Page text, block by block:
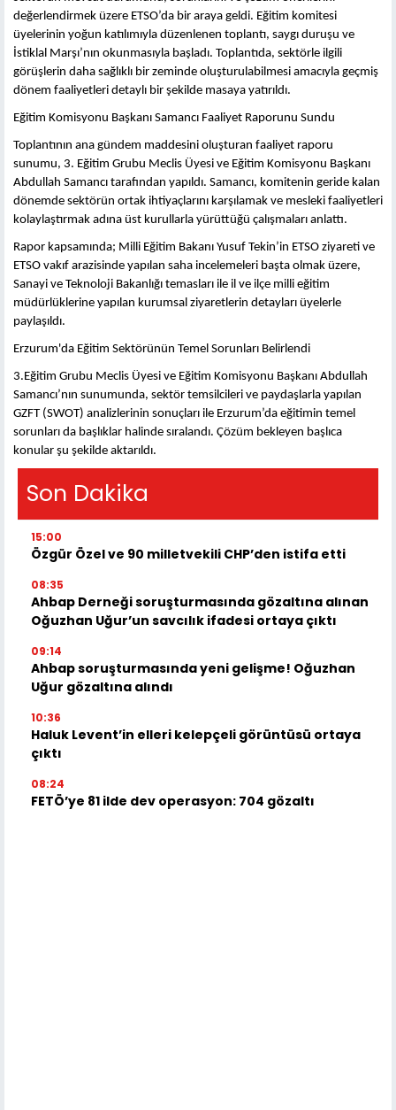
değerlendirmek üzere ETSO’da bir araya geldi. Eğitim komitesi
üyelerinin yoğun katılımıyla düzenlenen toplantı, saygı duruşu ve
İstiklal Marşı’nın okunmasıyla başladı. Toplantıda, sektörle ilgili
görüşlerin daha sağlıklı bir zeminde oluşturulabilmesi amacıyla geçmiş
dönem faaliyetleri detaylı bir şekilde masaya yatırıldı.
Eğitim Komisyonu Başkanı Samancı Faaliyet Raporunu Sundu
Toplantının ana gündem maddesini oluşturan faaliyet raporu
sunumu, 3. Eğitim Grubu Meclis Üyesi ve Eğitim Komisyonu Başkanı
Abdullah Samancı tarafından yapıldı. Samancı, komitenin geride kalan
dönemde sektörün ortak ihtiyaçlarını karşılamak ve mesleki faaliyetleri
kolaylaştırmak adına üst kurullarla yürüttüğü çalışmaları anlattı.
Rapor kapsamında; Milli Eğitim Bakanı Yusuf Tekin’in ETSO ziyareti ve
ETSO vakıf arazisinde yapılan saha incelemeleri başta olmak üzere,
Sanayi ve Teknoloji Bakanlığı temasları ile il ve ilçe milli eğitim
müdürlüklerine yapılan kurumsal ziyaretlerin detayları üyelerle
paylaşıldı.
Erzurum'da Eğitim Sektörünün Temel Sorunları Belirlendi
3.Eğitim Grubu Meclis Üyesi ve Eğitim Komisyonu Başkanı Abdullah
Samancı’nın sunumunda, sektör temsilcileri ve paydaşlarla yapılan
GZFT (SWOT) analizlerinin sonuçları ile Erzurum’da eğitimin temel
sorunları da başlıklar halinde sıralandı. Çözüm bekleyen başlıca
konular şu şekilde aktarıldı.
Son Dakika
15:00
Özgür Özel ve 90 milletvekili CHP’den istifa etti
08:35
Ahbap Derneği soruşturmasında gözaltına alınan
Oğuzhan Uğur’un savcılık ifadesi ortaya çıktı
09:14
Ahbap soruşturmasında yeni gelişme! Oğuzhan
Uğur gözaltına alındı
10:36
Haluk Levent’in elleri kelepçeli görüntüsü ortaya
çıktı
08:24
FETÖ’ye 81 ilde dev operasyon: 704 gözaltı